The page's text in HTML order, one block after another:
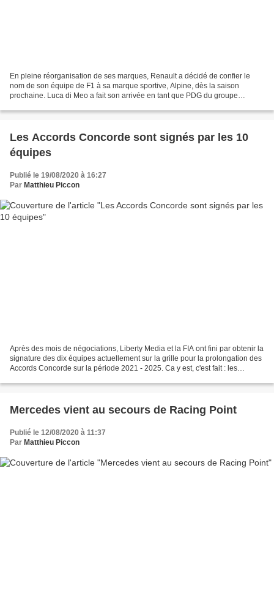
En pleine réorganisation de ses marques, Renault a décidé de confier le
nom de son équipe de F1 à sa marque sportive, Alpine, dès la saison
prochaine. Luca di Meo a fait son arrivée en tant que PDG du groupe
Les Accords Concorde sont signés par les 10
équipes
Publié le 19/08/2020 à 16:27
Par Matthieu Piccon
Après des mois de négociations, Liberty Media et la FIA ont fini par obtenir la
signature des dix équipes actuellement sur la grille pour la prolongation des
Accords Concorde sur la période 2021 - 2025. Ca y est, c'est fait : les
Mercedes vient au secours de Racing Point
Publié le 12/08/2020 à 11:37
Par Matthieu Piccon